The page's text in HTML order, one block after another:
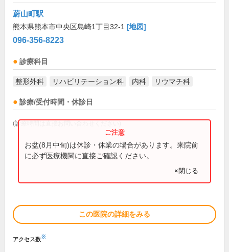
蔚山町駅
熊本県熊本市中央区島崎1丁目32-1 [地図]
096-356-8223
診療科目
整形外科 リハビリテーション科 内科 リウマチ科
診療/受付時間・休診日
(診療時間は直接お問い合わせください)
お盆(8月中旬)は休診・休業の場合があります。来院前
に必ず医療機関に直接ご確認ください。
×閉じる
この医院の詳細をみる
アクセス数※